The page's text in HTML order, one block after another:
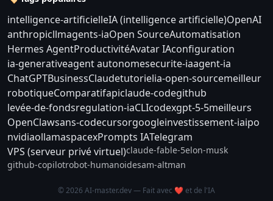
intelligence-artificielleIA (intelligence artificielle)OpenAI
anthropicllmagents-iaOpen SourceAutomatisation
Hermes AgentProductivitéAvatar IAconfiguration
ia-generativeagent autonomesecurite-iaagent-ia
ChatGPTBusinessClaudetutorielia-open-sourcemeilleur
robotiqueComparatifapiclaude-codegithub
levée-de-fondsregulation-iaCLIcodexgpt-5-5meilleurs
OpenClawsans-codecursorgoogleinvestissement-iaipo
nvidiaollamaspacexPrompts IATelegram
VPS (serveur privé virtuel)claude-fable-5elon-musk
github-copilotrobot-humanoidesam-altman
© 2026 AI-master.dev — Fait avec ❤️ et de l'IA